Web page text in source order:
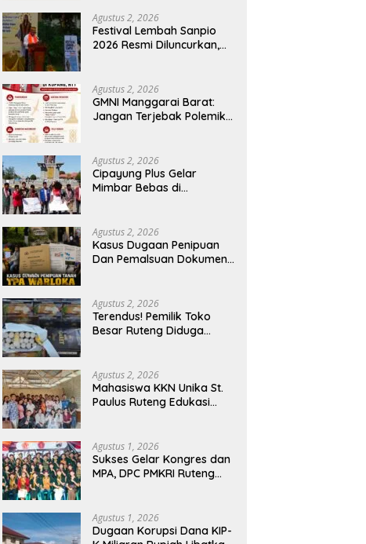
Agustus 2, 2026
Festival Lembah Sanpio
2026 Resmi Diluncurkan,
untuk Dukung Generasi
Berkarakter
Agustus 2, 2026
GMNI Manggarai Barat:
Jangan Terjebak Polemik
Berdampak bagi Rakyat
Agustus 2, 2026
Cipayung Plus Gelar
Mimbar Bebas di
Penyematan Gelar “Raja
Timor” kepada Jokowi
Agustus 2, 2026
Kasus Dugaan Penipuan
Dan Pemalsuan Dokumen
Gelar Perkara,
Penyelidikan Polres
Manggarai Barat
Agustus 2, 2026
Terendus! Pemilik Toko
Besar Ruteng Diduga
Flores
Agustus 2, 2026
Mahasiswa KKN Unika St.
Paulus Ruteng Edukasi
Galong, Kota Komba
Utara
Agustus 1, 2026
Sukses Gelar Kongres dan
MPA, DPC PMKRI Ruteng
Agustus 1, 2026
Dugaan Korupsi Dana KIP-